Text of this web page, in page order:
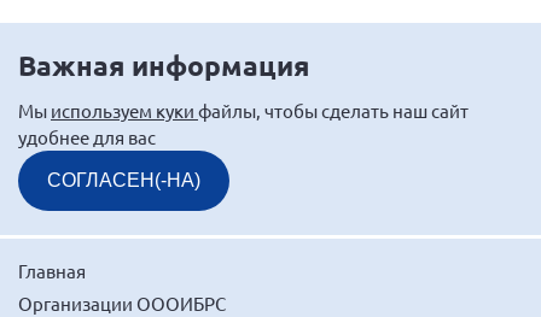
Республика Хакасия
Ростовская область
г. Санкт-Петербург
г. Севастополь
Самарская область СОРС
Самарская область ПРИЗМА
Свердловская область
Важная информация
Мы используем куки файлы, чтобы сделать наш сайт
удобнее для вас
СОГЛАСЕН(-НА)
Главная
Организации ОООИБРС